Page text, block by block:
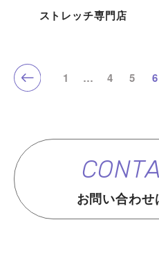
ストレッチ専門店
1 … 4 5 6
お問い合わせ